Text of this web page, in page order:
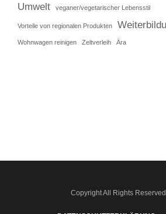
Umwelt veganer/vegetarischer Lebensstil
Vorteile von regionalen Produkten
Wohnwagen reinigen Zeltverleih Ära
Copyright All Rights